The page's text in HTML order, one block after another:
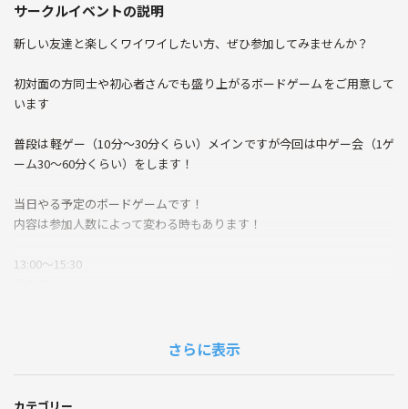
サークルイベントの説明
新しい友達と楽しくワイワイしたい方、ぜひ参加してみませんか？
初対面の方同士や初心者さんでも盛り上がるボードゲームをご用意して
います
普段は軽ゲー（10分〜30分くらい）メインですが今回は中ゲー会（1ゲ
ーム30〜60分くらい）をします！
当日やる予定のボードゲームです！
内容は参加人数によって変わる時もあります！
13:00〜15:30
①アズール
さらに表示